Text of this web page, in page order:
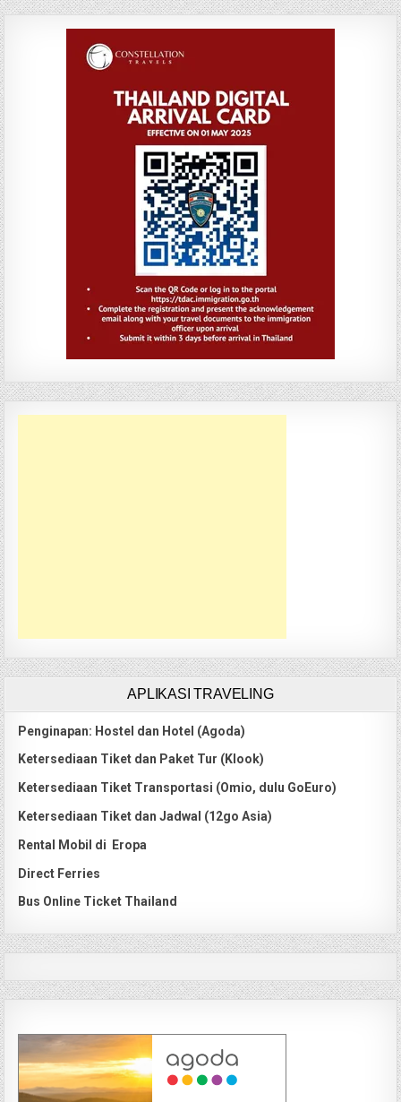
APLIKASI TRAVELING
Penginapan: Hostel dan Hotel (Agoda)
Ketersediaan Tiket dan Paket Tur (Klook)
Ketersediaan Tiket Transportasi (Omio, dulu GoEuro)
Ketersediaan Tiket dan Jadwal (12go Asia)
Rental Mobil di Eropa
Direct Ferries
Bus Online Ticket Thailand